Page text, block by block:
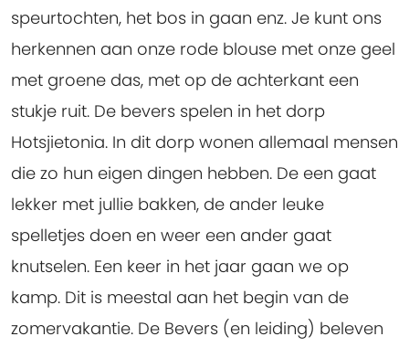
speurtochten, het bos in gaan enz. Je kunt ons
herkennen aan onze rode blouse met onze geel
met groene das, met op de achterkant een
stukje ruit. De bevers spelen in het dorp
Hotsjietonia. In dit dorp wonen allemaal mensen
die zo hun eigen dingen hebben. De een gaat
lekker met jullie bakken, de ander leuke
spelletjes doen en weer een ander gaat
knutselen. Een keer in het jaar gaan we op
kamp. Dit is meestal aan het begin van de
zomervakantie. De Bevers (en leiding) beleven